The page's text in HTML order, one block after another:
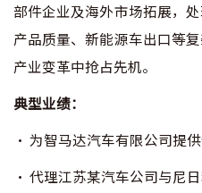
部件企业及海外市场拓展，
产品质量、新能源车出口等
产业变革中抢占先机。
典型业绩：
• 为智马达汽车有限公司提
• 代理江苏某汽车公司与尼